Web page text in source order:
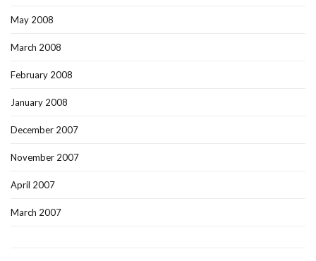
May 2008
March 2008
February 2008
January 2008
December 2007
November 2007
April 2007
March 2007